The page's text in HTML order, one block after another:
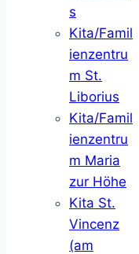
s
Kita/Famil
ienzentru
m St.
Liborius
Kita/Famil
ienzentru
m Maria
zur Höhe
Kita St.
Vincenz
(am